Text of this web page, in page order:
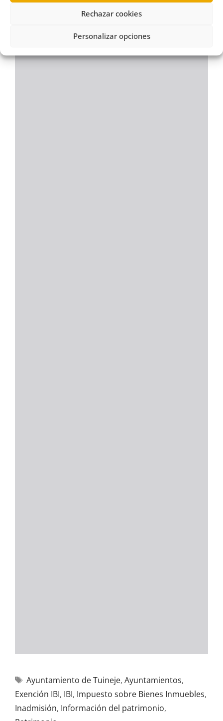
Rechazar cookies
Personalizar opciones
Ayuntamiento de Tuineje, Ayuntamientos,
Exención IBI, IBI, Impuesto sobre Bienes Inmuebles,
Inadmisión, Información del patrimonio,